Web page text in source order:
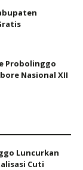
Probolinggo
Nasional XII
Luncurkan
Cuti